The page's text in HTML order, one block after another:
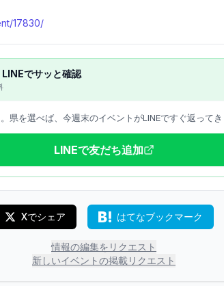
17830/
でサッと確認
県を選べば、今週末のイベントがLINEですぐ返ってき
LINEで友だち追加
Xでシェア はてなブックマーク
情報の編集をリクエスト
新しいイベントの掲載リクエスト